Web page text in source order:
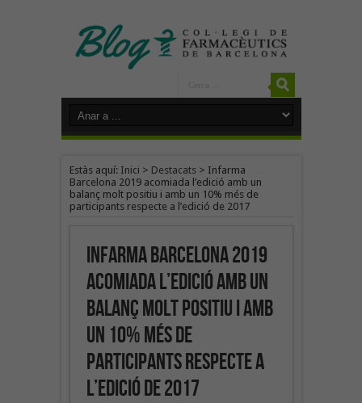
Estàs aquí: Inici > Destacats> Infarma
Barcelona 2019 acomiada l’edició amb un
balanç molt positiu i amb un 10% més de
participants respecte a l’edició de 2017
Infarma Barcelona 2019
acomiada l’edició amb un
balanç molt positiu i amb
un 10% més de
participants respecte a
l’edició de 2017